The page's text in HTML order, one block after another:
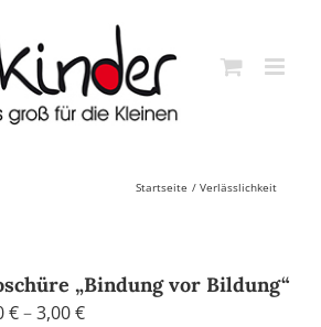
Startseite Verlässlichkeit
„Bindung vor Bildung“
€–3,00€Preisspanne: